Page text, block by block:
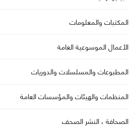
المكتبات والمعلومات
الأعمال الموسوعية العامة
المطبوعات والمسلسلات والدوريات
المنظمات والهيئات والمؤسسات العامة
الصحافة ، النشر الصحف